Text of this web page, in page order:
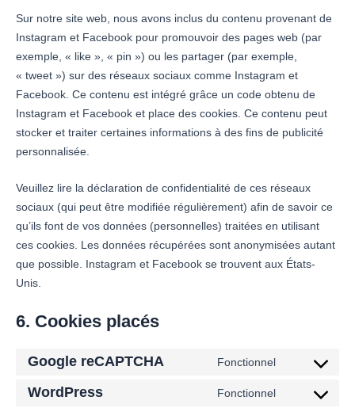
Sur notre site web, nous avons inclus du contenu provenant de
Instagram et Facebook pour promouvoir des pages web (par
exemple, « like », « pin ») ou les partager (par exemple,
« tweet ») sur des réseaux sociaux comme Instagram et
Facebook. Ce contenu est intégré grâce un code obtenu de
Instagram et Facebook et place des cookies. Ce contenu peut
stocker et traiter certaines informations à des fins de publicité
personnalisée.
Veuillez lire la déclaration de confidentialité de ces réseaux
sociaux (qui peut être modifiée régulièrement) afin de savoir ce
qu’ils font de vos données (personnelles) traitées en utilisant
ces cookies. Les données récupérées sont anonymisées autant
que possible. Instagram et Facebook se trouvent aux États-
Unis.
6. Cookies placés
Google reCAPTCHA Fonctionnel
WordPress Fonctionnel